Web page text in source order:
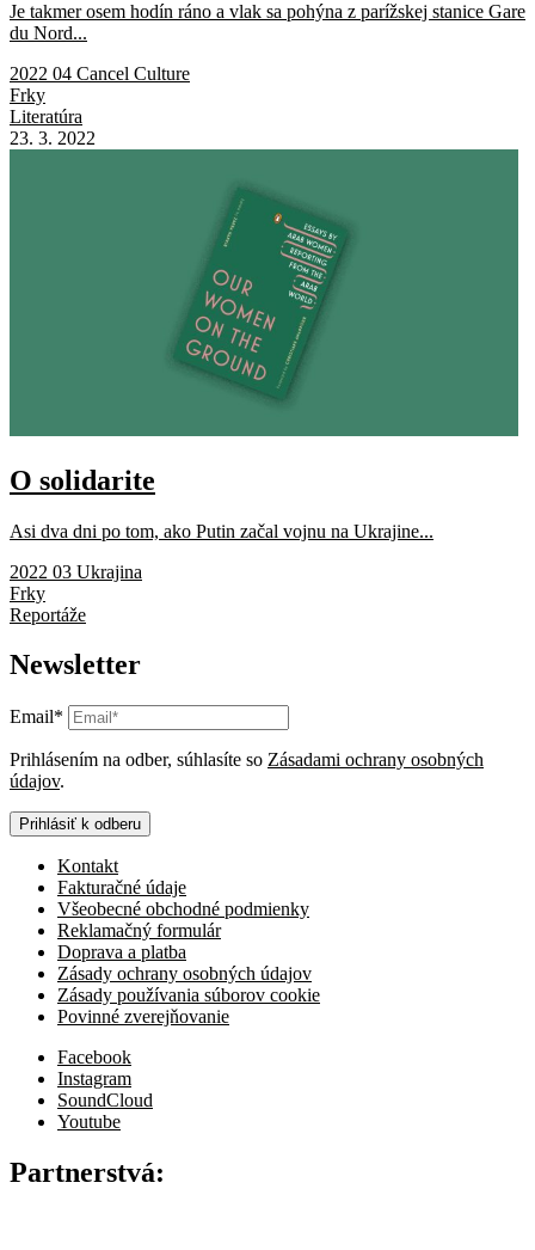
Je takmer osem hodín ráno a vlak sa pohýna z parížskej stanice Gare
du Nord...
2022 04 Cancel Culture
Frky
Literatúra
23. 3. 2022
O solidarite
Asi dva dni po tom, ako Putin začal vojnu na Ukrajine...
2022 03 Ukrajina
Frky
Reportáže
Newsletter
Email*
Prihlásením na odber, súhlasíte so Zásadami ochrany osobných
údajov.
Prihlásiť k odberu
Kontakt
Fakturačné údaje
Všeobecné obchodné podmienky
Reklamačný formulár
Doprava a platba
Zásady ochrany osobných údajov
Zásady používania súborov cookie
Povinné zverejňovanie
Facebook
Instagram
SoundCloud
Youtube
Partnerstvá: